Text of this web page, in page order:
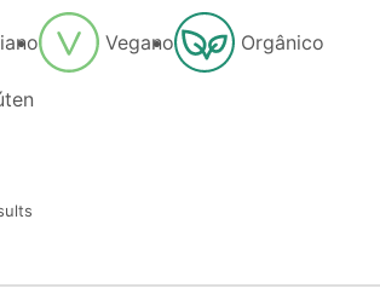
Vegano Orgânico